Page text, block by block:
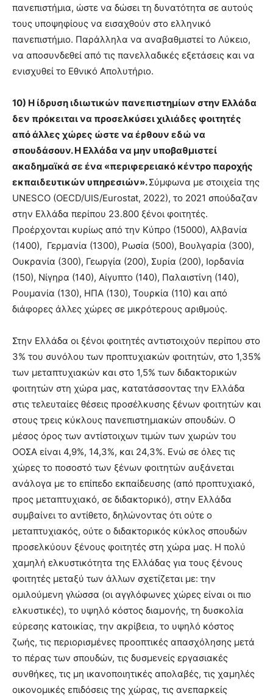
πανεπιστήμια, ώστε να δώσει τη δυνατότητα σε αυτούς
τους υποψηφίους να εισαχθούν στο ελληνικό
πανεπιστήμιο. Παράλληλα να αναβαθμιστεί το Λύκειο,
να αποσυνδεθεί από τις πανελλαδικές εξετάσεις και να
ενισχυθεί το Εθνικό Απολυτήριο.
10) Η ίδρυση ιδιωτικών πανεπιστημίων στην Ελλάδα
δεν πρόκειται να προσελκύσει χιλιάδες φοιτητές
από άλλες χώρες ώστε να έρθουν εδώ να
σπουδάσουν.H Ελλάδα να μην υποβαθμιστεί
ακαδημαϊκά σε ένα «περιφερειακό κέντρο παροχής
εκπαιδευτικών υπηρεσιών».Σύμφωνα με στοιχεία της
UNESCO (OECD/UIS/Eurostat, 2022), το 2021 σπούδαζαν
στην Ελλάδα περίπου 23.800 ξένοι φοιτητές.
Προέρχονται κυρίως από την Κύπρο (15000), Αλβανία
(1400), Γερμανία (1300), Ρωσία (500), Βουλγαρία (300),
Ουκρανία (300), Γεωργία (200), Συρία (200), Ιορδανία
(150), Νίγηρα (140), Αίγυπτο (140), Παλαιστίνη (140),
Ρουμανία (130), ΗΠΑ (130), Τουρκία (110) και από
διάφορες άλλες χώρες σε μικρότερους αριθμούς.
Στην Ελλάδα οι ξένοι φοιτητές αντιστοιχούν περίπου στο
3% του συνόλου των προπτυχιακών φοιτητών, στο 1,35%
των μεταπτυχιακών και στο 1,5% των διδακτορικών
φοιτητών στη χώρα μας, κατατάσσοντας την Ελλάδα
στις τελευταίες θέσεις προσέλκυσης ξένων φοιτητών και
στους τρεις κύκλους πανεπιστημιακών σπουδών. Ο
μέσος όρος των αντίστοιχων τιμών των χωρών του
ΟΟΣΑ είναι 4,9%, 14,3%, και 24,3%. Ενώ σε όλες τις
χώρες το ποσοστό των ξένων φοιτητών αυξάνεται
ανάλογα με το επίπεδο εκπαίδευσης (από προπτυχιακό,
προς μεταπτυχιακό, σε διδακτορικό), στην Ελλάδα
συμβαίνει το αντίθετο, δηλώνοντας ότι ούτε ο
μεταπτυχιακός, ούτε ο διδακτορικός κύκλος σπουδών
προσελκύουν ξένους φοιτητές στη χώρα μας. Η πολύ
χαμηλή ελκυστικότητα της Ελλάδας για τους ξένους
φοιτητές μεταξύ των άλλων σχετίζεται με: την
ομιλούμενη γλώσσα (οι αγγλόφωνες χώρες είναι οι πιο
ελκυστικές), το υψηλό κόστος διαμονής, τη δυσκολία
εύρεσης κατοικίας, την ακρίβεια, το υψηλό κόστος
ζωής, τις περιορισμένες προοπτικές απασχόλησης μετά
το πέρας των σπουδών, τις δυσμενείς εργασιακές
συνθήκες, τις μη ικανοποιητικές απολαβές, τις χαμηλές
οικονομικές επιδόσεις της χώρας, τις ανεπαρκείς